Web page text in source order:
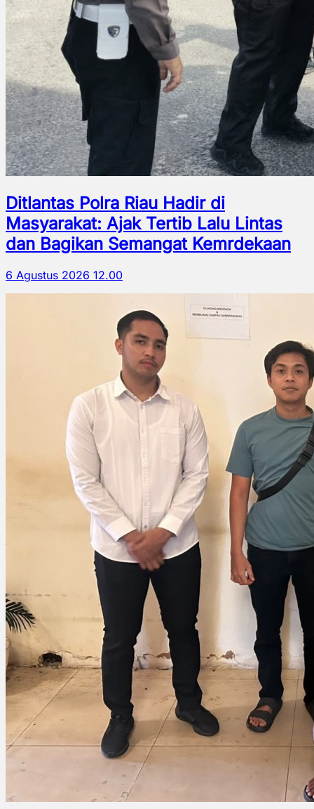
Ditlantas Polra Riau Hadir di
Masyarakat: Ajak Tertib Lalu Lintas
dan Bagikan Semangat Kemrdekaan
6 Agustus 2026 12.00